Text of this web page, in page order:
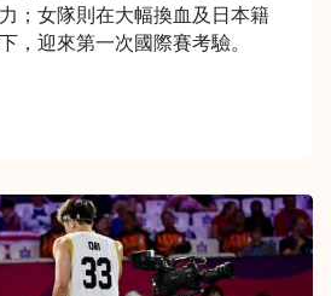
；女隊則在大幅換血及日本籍
，迎來第一次國際賽考驗。